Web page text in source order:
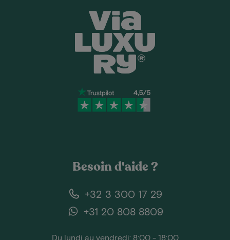
Besoin d'aide ?
+32 3 300 17 29
+31 20 808 8809
Du lundi au vendredi: 8:00 - 18:00